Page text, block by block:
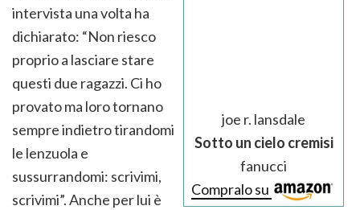
joe r. lansdale
Sotto un cielo cremisi
fanucci
Compralo su
intervista una volta ha
dichiarato: “Non riesco
proprio a lasciare stare
questi due ragazzi. Ci ho
provato ma loro tornano
sempre indietro tirandomi
le lenzuola e
sussurrandomi: scrivimi,
scrivimi”. Anche per lui è